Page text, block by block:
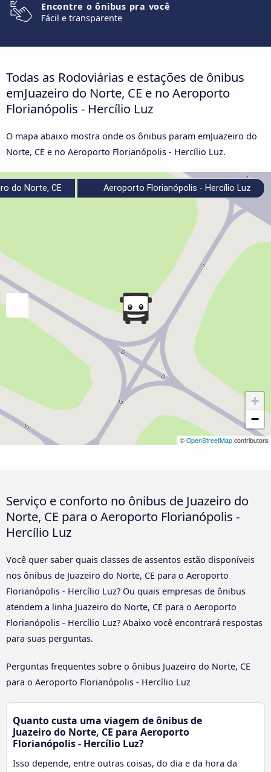
Encontre o ônibus pra você
Fácil e transparente
Todas as Rodoviárias e estações de ônibus
emJuazeiro do Norte, CE e no Aeroporto
Florianópolis - Hercílio Luz
O mapa abaixo mostra onde os ônibus param emJuazeiro do
Norte, CE e no Aeroporto Florianópolis - Hercílio Luz.
+
−
© OpenStreetMap contributors
do Norte, CE Aeroporto Florianópolis - Hercílio Luz
Serviço e conforto no ônibus de Juazeiro do
Norte, CE para o Aeroporto Florianópolis -
Hercílio Luz
Você quer saber quais classes de assentos estão disponíveis
nos ônibus de Juazeiro do Norte, CE para o Aeroporto
Florianópolis - Hercílio Luz? Ou quais empresas de ônibus
atendem a linha Juazeiro do Norte, CE para o Aeroporto
Florianópolis - Hercílio Luz? Abaixo você encontrará respostas
para suas perguntas.
Perguntas frequentes sobre o ônibus Juazeiro do Norte, CE
para o Aeroporto Florianópolis - Hercílio Luz
Quanto custa uma viagem de ônibus de
Juazeiro do Norte, CE para Aeroporto
Florianópolis - Hercílio Luz?
Isso depende, entre outras coisas, do dia e da hora da